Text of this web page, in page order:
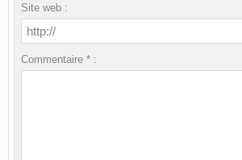
Site web :
Commentaire * :